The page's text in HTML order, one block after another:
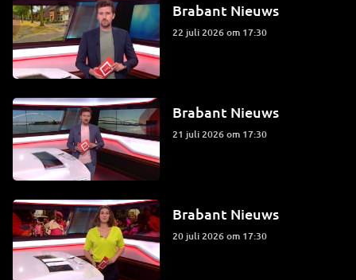
Brabant Nieuws
22 juli 2026 om 17:30
Brabant Nieuws
21 juli 2026 om 17:30
Brabant Nieuws
20 juli 2026 om 17:30